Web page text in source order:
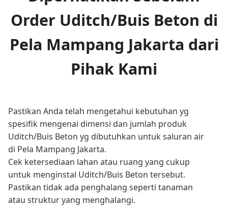
Order Uditch/Buis Beton di
Pela Mampang Jakarta dari
Pihak Kami
Pastikan Anda telah mengetahui kebutuhan yg
spesifik mengenai dimensi dan jumlah produk
Uditch/Buis Beton yg dibutuhkan untuk saluran air
di Pela Mampang Jakarta.
Cek ketersediaan lahan atau ruang yang cukup
untuk menginstal Uditch/Buis Beton tersebut.
Pastikan tidak ada penghalang seperti tanaman
atau struktur yang menghalangi.